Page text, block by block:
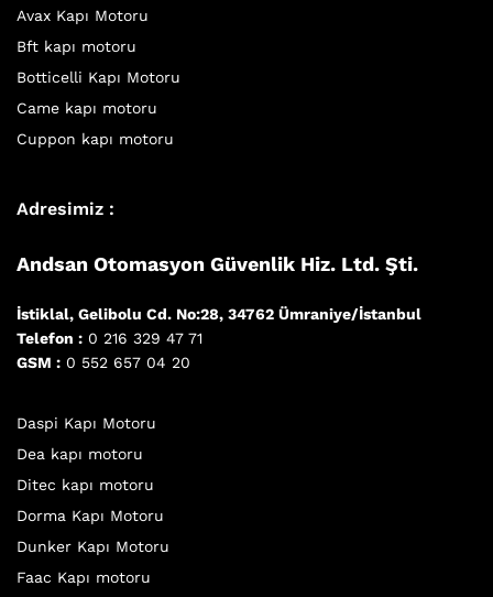
Avax Kapı Motoru
Bft kapı motoru
Botticelli Kapı Motoru
Came kapı motoru
Cuppon kapı motoru
Adresimiz :
Andsan Otomasyon Güvenlik Hiz. Ltd. Şti.
İstiklal, Gelibolu Cd. No:28, 34762 Ümraniye/İstanbul
Telefon : 0 216 329 47 71
GSM : 0 552 657 04 20
Daspi Kapı Motoru
Dea kapı motoru
Ditec kapı motoru
Dorma Kapı Motoru
Dunker Kapı Motoru
Faac Kapı motoru